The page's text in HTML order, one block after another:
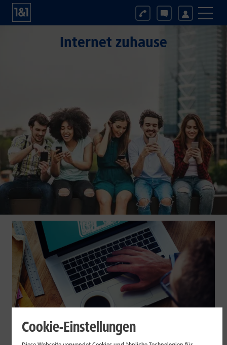
Internet zuhause
Internet zuhause
Cookie-Einstellungen